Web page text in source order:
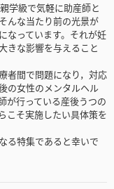
学級で気軽に助産師と
んな当たり前の光景が
なっています。それが妊
きな影響を与えること
者間で問題になり，対応
の女性のメンタルヘル
が行っている産後うつの
こそ実施したい具体策を
る特集であると幸いで